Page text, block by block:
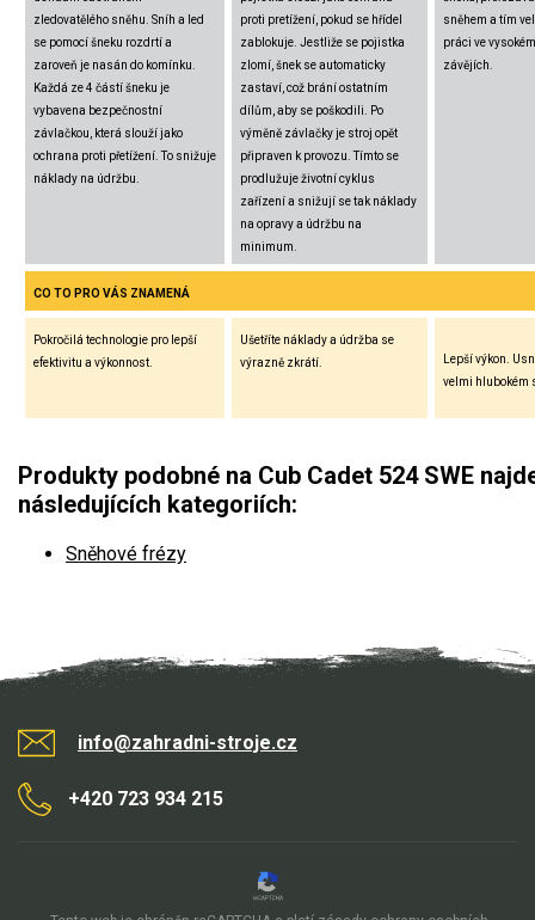
zledovatělého sněhu. Sníh a led
se pomocí šneku rozdrtí a
zaroveň je nasán do komínku.
Každá ze 4 částí šneku je
vybavena bezpečnostní
závlačkou, která slouží jako
ochrana proti přetížení. To snižuje
náklady na údržbu.
proti pretížení, pokud se hřídel
zablokuje. Jestliže se pojistka
zlomí, šnek se automaticky
zastaví, což brání ostatním
dílům, aby se poškodili. Po
výměně závlačky je stroj opět
připraven k provozu. Tímto se
prodlužuje životní cyklus
zařízení a snižují se tak náklady
na opravy a údržbu na
minimum.
sněhem a tím
práci ve
závějích.
CO TO PRO VÁS ZNAMENÁ
Pokročilá technologie pro lepší
efektivitu a výkonnost.
Ušetříte náklady a údržba se
výrazně zkrátí.
Lepší výkon.
velmi hlubokém
Produkty podobné na Cub Cadet 524 SWE
následujících kategoriích:
Sněhové frézy
info@zahradni-stroje.cz
+420 723 934 215